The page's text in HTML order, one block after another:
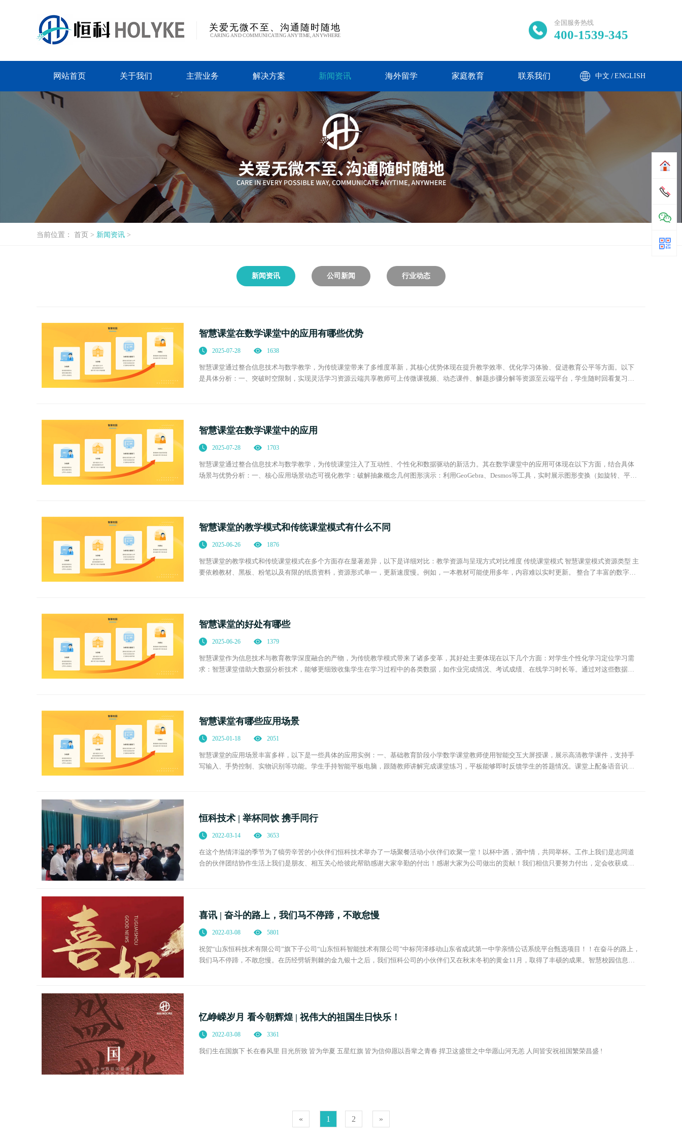
关爱无微不至、沟通随时随地
CARING AND COMMUNICATING ANYTIME, ANYWHERE
全国服务热线
400-1539-345
网站首页 关于我们 主营业务 解决方案 新闻资讯 海外留学 家庭教育 联系我们 中文 / ENGLISH
当前位置： 首页 > 新闻资讯 >
新闻资讯 公司新闻 行业动态
智慧课堂在数学课堂中的应用有哪些优势
2025-07-28 1638
智慧课堂通过整合信息技术与数学教学，为传统课堂带来了多维度革新，其核心优势体现在提升教学效率、优化学习体验、促进教育公平等方面。以下
是具体分析：一、突破时空限制，实现灵活学习资源云端共享教师可上传微课视频、动态课件、解题步骤分解等资源至云端平台，学生随时回看复习。
智慧课堂在数学课堂中的应用
2025-07-28 1703
智慧课堂通过整合信息技术与数学教学，为传统课堂注入了互动性、个性化和数据驱动的新活力。其在数学课堂中的应用可体现在以下方面，结合具体
场景与优势分析：一、核心应用场景动态可视化教学：破解抽象概念几何图形演示：利用GeoGebra、Desmos等工具，实时展示图形变换（如旋转、平
智慧课堂的教学模式和传统课堂模式有什么不同
2025-06-26 1876
智慧课堂的教学模式和传统课堂模式在多个方面存在显著差异，以下是详细对比：教学资源与呈现方式对比维度 传统课堂模式 智慧课堂模式资源类型 主
要依赖教材、黑板、粉笔以及有限的纸质资料，资源形式单一，更新速度慢。例如，一本教材可能使用多年，内容难以实时更新。 整合了丰富的数字化
智慧课堂的好处有哪些
2025-06-26 1379
智慧课堂作为信息技术与教育教学深度融合的产物，为传统教学模式带来了诸多变革，其好处主要体现在以下几个方面：对学生个性化学习定位学习需
求：智慧课堂借助大数据分析技术，能够更细致收集学生在学习过程中的各类数据，如作业完成情况、考试成绩、在线学习时长等。通过对这些数据的
智慧课堂有哪些应用场景
2025-01-18 2051
智慧课堂的应用场景丰富多样，以下是一些具体的应用实例：一、基础教育阶段小学数学课堂教师使用智能交互大屏授课，展示高清教学课件，支持手
写输入、手势控制、实物识别等功能。学生手持智能平板电脑，跟随教师讲解完成课堂练习，平板能够即时反馈学生的答题情况。课堂上配备语音识别
恒科技术 | 举杯同饮 携手同行
2022-03-14 3653
在这个热情洋溢的季节为了犒劳辛苦的小伙伴们恒科技术举办了一场聚餐活动小伙伴们欢聚一堂！以杯中酒，酒中情，共同举杯。工作上我们是志同道
合的伙伴团结协作生活上我们是朋友、相互关心给彼此帮助感谢大家辛勤的付出！感谢大家为公司做出的贡献！我们相信只要努力付出，定会收获成功
喜讯 | 奋斗的路上，我们马不停蹄，不敢怠慢
2022-03-08 5801
祝贺“山东恒科技术有限公司”旗下子公司“山东恒科智能技术有限公司”中标菏泽移动山东省成武第一中学亲情公话系统平台甄选项目！！在奋斗的路上，
我们马不停蹄，不敢怠慢。在历经劈斩荆棘的金九银十之后，我们恒科公司的小伙伴们又在秋末冬初的黄金11月，取得了丰硕的成果。智慧校园信息化
忆峥嵘岁月 看今朝辉煌 | 祝伟大的祖国生日快乐！
2022-03-08 3361
我们生在国旗下 长在春风里 目光所致 皆为华夏 五星红旗 皆为信仰愿以吾辈之青春 捍卫这盛世之中华愿山河无恙 人间皆安祝祖国繁荣昌盛 !
« 1 2 »